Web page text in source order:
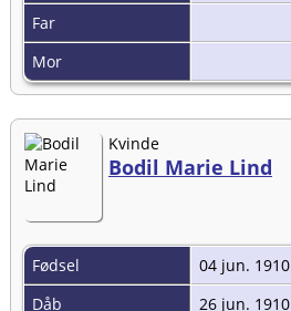
Far
Mor
Kvinde
Bodil Marie Lind
Fødsel 04 jun. 1910
Dåb
26 jun. 1910